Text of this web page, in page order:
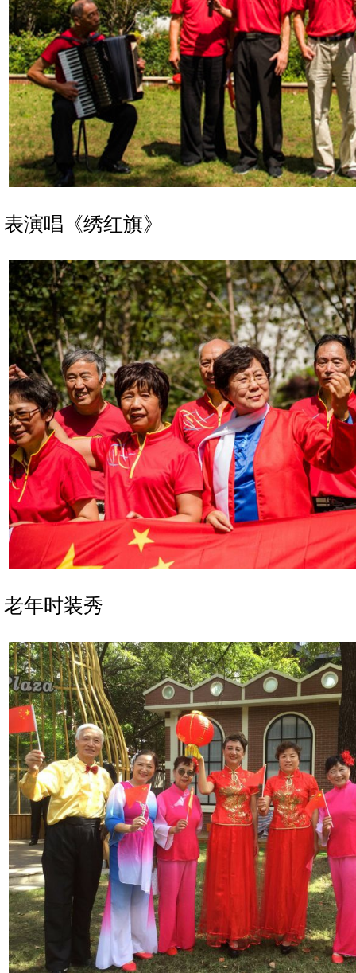
表演唱《绣红旗》
老年时装秀